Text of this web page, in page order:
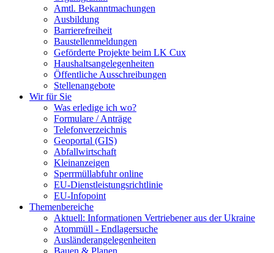
Amtl. Bekanntmachungen
Ausbildung
Barrierefreiheit
Baustellenmeldungen
Geförderte Projekte beim LK Cux
Haushaltsangelegenheiten
Öffentliche Ausschreibungen
Stellenangebote
Wir für Sie
Was erledige ich wo?
Formulare / Anträge
Telefonverzeichnis
Geoportal (GIS)
Abfallwirtschaft
Kleinanzeigen
Sperrmüllabfuhr online
EU-Dienstleistungsrichtlinie
EU-Infopoint
Themenbereiche
Aktuell: Informationen Vertriebener aus der Ukraine
Atommüll - Endlagersuche
Ausländerangelegenheiten
Bauen & Planen